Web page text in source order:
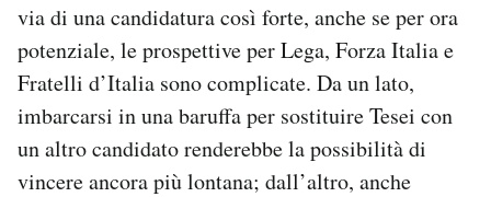
via di una candidatura così forte, anche se per ora
potenziale, le prospettive per Lega, Forza Italia e
Fratelli d’Italia sono complicate. Da un lato,
imbarcarsi in una baruffa per sostituire Tesei con
un altro candidato renderebbe la possibilità di
vincere ancora più lontana; dall’altro, anche